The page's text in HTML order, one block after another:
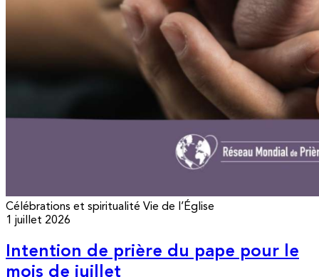
Célébrations et spiritualité Vie de l’Église
1 juillet 2026
Intention de prière du pape pour le
mois de juillet